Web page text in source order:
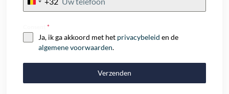
Belgium
Consent*
Ja, ik ga akkoord met het privacybeleid en de
algemene voorwaarden.
Verzenden